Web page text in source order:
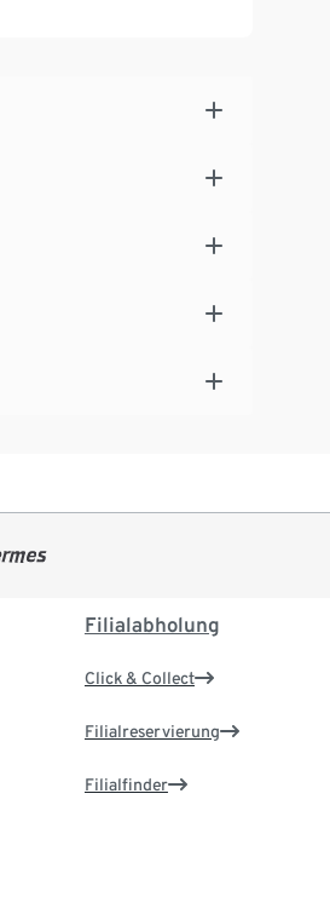
Filialabholung
Click & Collect
Filialreservierung
Filialfinder